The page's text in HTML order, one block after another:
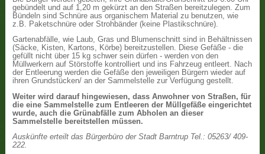
gebündelt und auf 1,20 m gekürzt an den Straßen bereitzulegen. Zum
Bündeln sind Schnüre aus organischem Material zu benutzen, wie
z.B. Paketschnüre oder Strohbänder (keine Plastikschnüre).
Gartenabfälle, wie Laub, Gras und Blumenschnitt sind in Behältnissen
(Säcke, Kisten, Kartons, Körbe) bereitzustellen. Diese Gefäße - die
gefüllt nicht über 15 kg schwer sein dürfen - werden von den
Müllwerkern auf Störstoffe kontrolliert und ins Fahrzeug entleert. Nach
der Entleerung werden die Gefäße den jeweiligen Bürgern wieder auf
ihren Grundstücken/ an der Sammelstelle zur Verfügung gestellt.
Weiter wird darauf hingewiesen, dass Anwohner von Straßen, für
die eine Sammelstelle zum Entleeren der Müllgefäße eingerichtet
wurde, auch die Grünabfälle zum Abholen an dieser
Sammelstelle bereitstellen müssen.
Auskünfte erteilt das Bürgerbüro der Stadt Barntrup Tel.: 05263/ 409-
222.